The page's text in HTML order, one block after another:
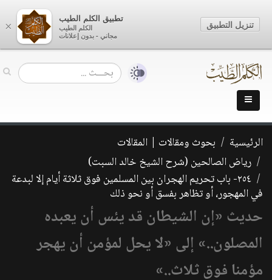
الرئيسية
بحوث ومقالات | المقالات
رياض الصالحين (شرح الشيخ خالد السبت)
٢٥٤- باب تحريم الهجران بين المسلمين فوق ثلاثة أيام إلا لبدعة
في المهجور، أو تظاهر بفسق أو نحو ذلك
حديث «إن الشيطان قد يئس أن يعبده
المصلون..» إلى «لا يحل لمؤمن أن يهجر
مؤمنا فوق ثلاث..»
×
تطبيق الكلم الطيب
الكلم الطيب
مجاني - بدون إعلانات
تنزيل التطبيق